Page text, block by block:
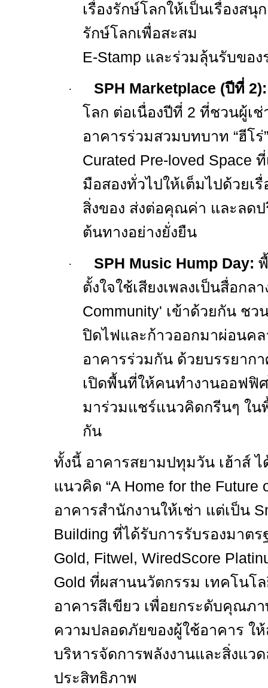
เรื่องรักษ์โลกให้เป็นเรื่องส
รักษ์โลกเพื่อสะสม
E-Stamp และร่วมลุ้นรับของ
· SPH Marketplace (ปีที่ 2):
โลก ต่อเนื่องปีที่ 2 ที่ชวนผู้เช่
อาคารร่วมสวมบทบาท “ฮีโร่
Curated Pre-loved Space ที่
มือสองทั่วไปให้เต็มไปด้วยเ
สิ่งของ ส่งต่อคุณค่า และลด
ต้นทางอย่างยั่งยืน
· SPH Music Hump Day:
ตั้งใจใช้เสียงเพลงเป็นสื่อกล
Community' เข้าด้วยกัน ชว
ปิดไฟและก้าวออกมาผ่อนคล
อาคารร่วมกัน ด้วยบรรยาก
เปิดพื้นที่ให้คนทำงานออฟฟิ
มาร่วมแชร์แนวคิดกรีนๆ ใ
กัน
ทั้งนี้ อาคารสยามปทุมวัน เฮ้าส์
แนวคิด “A Home for the Future
อาคารสำนักงานให้เช่า แต่เป็น
Building ที่ได้รับการรับรองมาต
Gold, Fitwel, WiredScore
Gold ที่ผสานนวัตกรรม เทคโนโ
อาคารสีเขียว เพื่อยกระดับคุณภ
ความปลอดภัยของผู้ใช้อาคาร ใ
บริหารจัดการพลังงานและสิ่งแว
ประสิทธิภาพ